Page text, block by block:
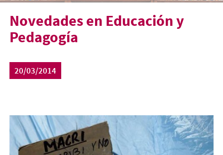
Novedades en Educación y
Pedagogía
20/03/2014
educacion-14-450x320.jpg